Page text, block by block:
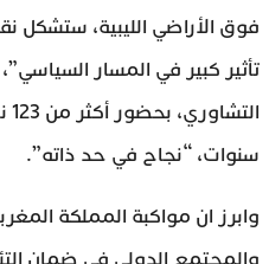
فوق الأراضي الليبية،
تأثير كبير في المسار
سنوات، “نجاح في حد ذاته”.
وابرز ان مواكبة المملكة